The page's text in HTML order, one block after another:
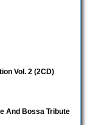
Vol. 2 (2CD)
And Bossa Tribute